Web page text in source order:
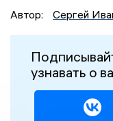
Автор:
Сергей
узнавать о